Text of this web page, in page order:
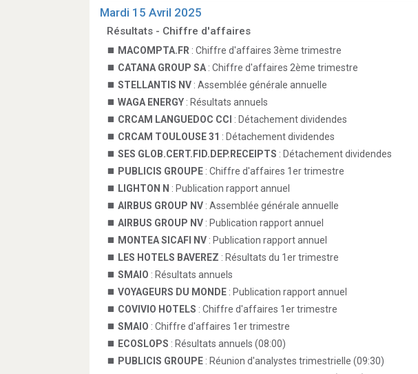
Mardi 15 Avril 2025
Résultats - Chiffre d'affaires
MACOMPTA.FR : Chiffre d'affaires 3ème trimestre
CATANA GROUP SA : Chiffre d'affaires 2ème trimestre
STELLANTIS NV : Assemblée générale annuelle
WAGA ENERGY : Résultats annuels
CRCAM LANGUEDOC CCI : Détachement dividendes
CRCAM TOULOUSE 31 : Détachement dividendes
SES GLOB.CERT.FID.DEP.RECEIPTS : Détachement dividendes
PUBLICIS GROUPE : Chiffre d'affaires 1er trimestre
LIGHTON N : Publication rapport annuel
AIRBUS GROUP NV : Assemblée générale annuelle
AIRBUS GROUP NV : Publication rapport annuel
MONTEA SICAFI NV : Publication rapport annuel
LES HOTELS BAVEREZ : Résultats du 1er trimestre
SMAIO : Résultats annuels
VOYAGEURS DU MONDE : Publication rapport annuel
COVIVIO HOTELS : Chiffre d'affaires 1er trimestre
SMAIO : Chiffre d'affaires 1er trimestre
ECOSLOPS : Résultats annuels (08:00)
PUBLICIS GROUPE : Réunion d'analystes trimestrielle (09:30)